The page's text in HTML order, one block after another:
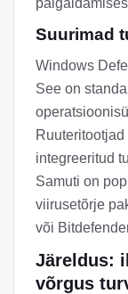
Suurimad
Windows
See on
integreeritud
Samuti on
viirusetõrje
või
Järeldus:
võrgus